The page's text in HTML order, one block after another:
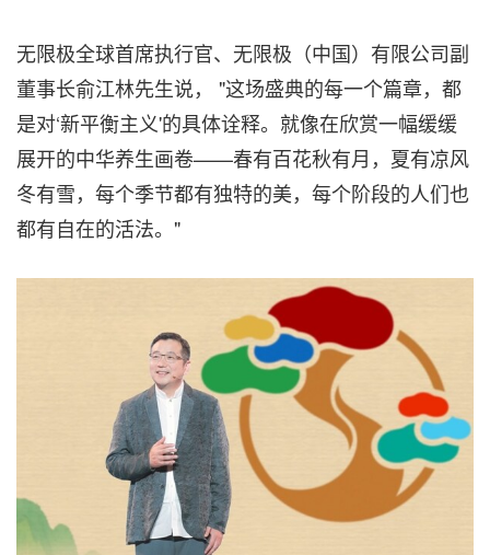
无限极全球首席执行官、无限极（中国）有限公司副
董事长俞江林先生说， "这场盛典的每一个篇章，都
是对‘新平衡主义'的具体诠释。就像在欣赏一幅缓缓
展开的中华养生画卷——春有百花秋有月，夏有凉风
冬有雪，每个季节都有独特的美，每个阶段的人们也
都有自在的活法。"